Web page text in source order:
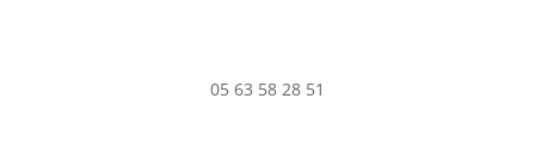
05 63 58 28 51